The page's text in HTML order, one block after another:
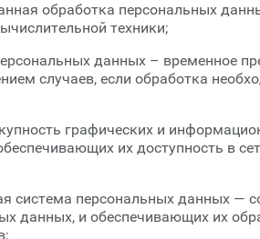
обработка персональных
техники;
данных – временное
случаев, если обработка
графических и
их доступность в
система персональных данных —
данных, и обеспечивающих их